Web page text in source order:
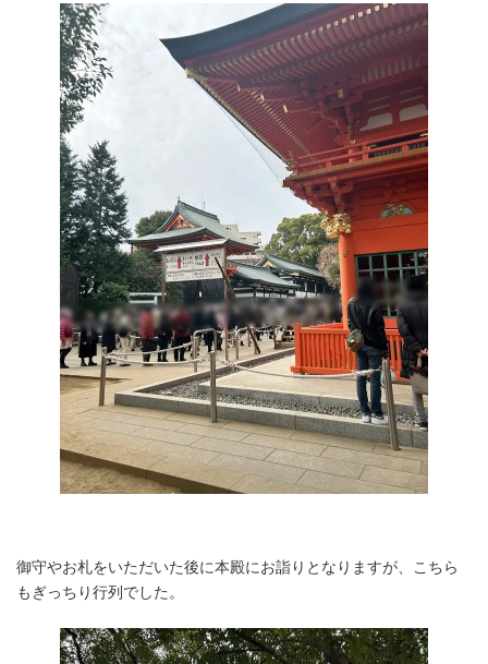
御守やお札をいただいた後に本殿にお詣りとなりますが、こちら
もぎっちり行列でした。